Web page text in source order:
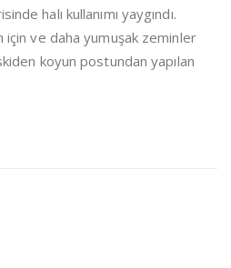
halı kullanımı yaygındı.
için ve daha yumuşak zeminler
koyun postundan yapılan